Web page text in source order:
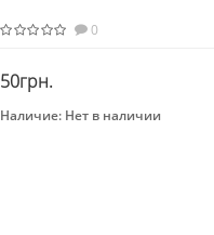
0
50грн.
Закончился
Наличие: Нет в наличии